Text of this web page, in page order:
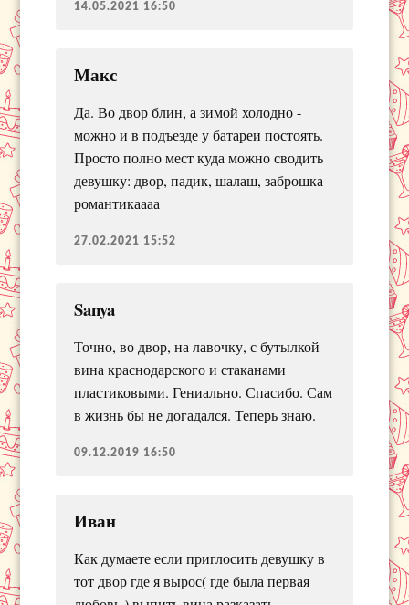
14.05.2021 16:50
Макс
Да. Во двор блин, а зимой холодно -
можно и в подъезде у батареи постоять.
Просто полно мест куда можно сводить
девушку: двор, падик, шалаш, заброшка -
романтикаааа
27.02.2021 15:52
Sanya
Точно, во двор, на лавочку, с бутылкой
вина краснодарского и стаканами
пластиковыми. Гениально. Спасибо. Сам
в жизнь бы не догадался. Теперь знаю.
09.12.2019 16:50
Иван
Как думаете если приглосить девушку в
тот двор где я вырос( где была первая